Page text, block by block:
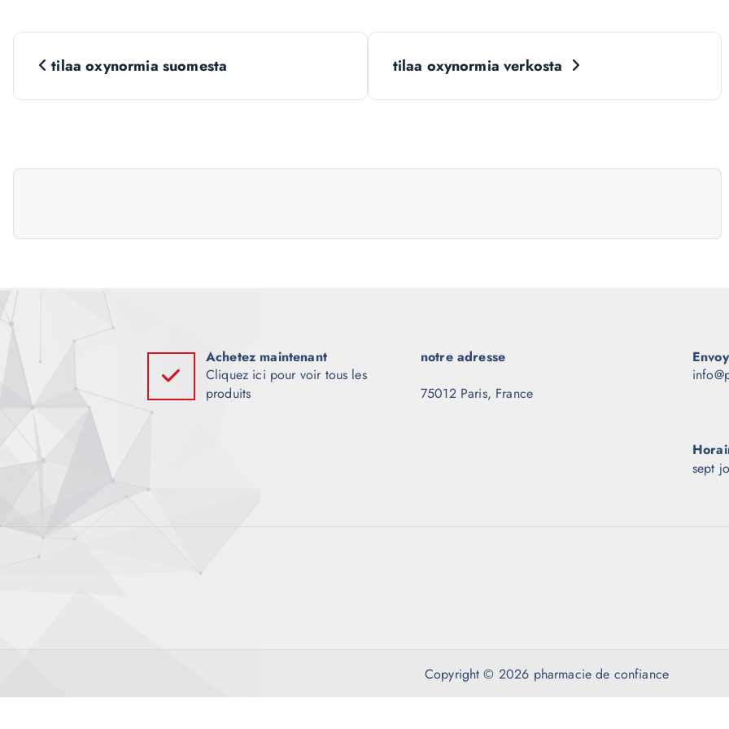
N
a
i
g
a
t
i
o
n
’
a
tilaa oxynormia suomesta tilaa oxynormia verkosta
Achetez maintenant
Cliquez ici pour voir tous les
produits
notre adresse
75012 Paris, France
sept
Copyright © 2026 pharmacie de confiance